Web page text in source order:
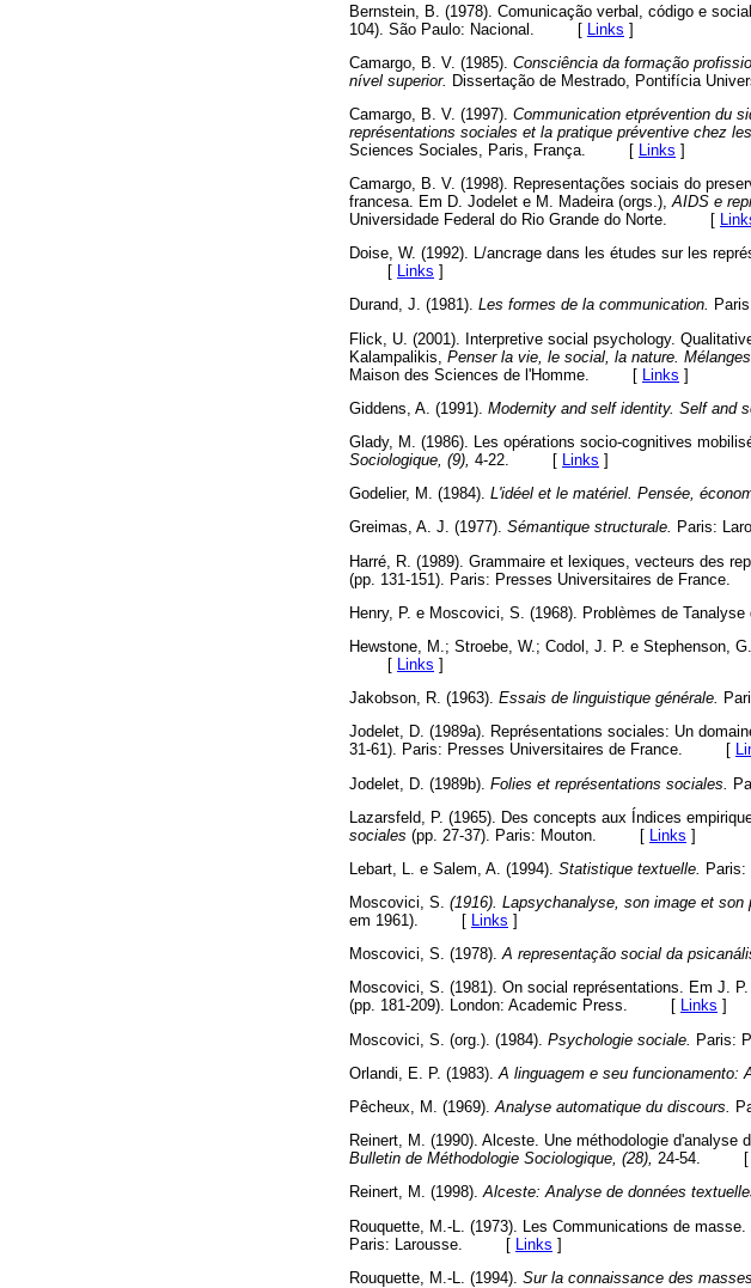
Bernstein, B. (1978). Comunicação verbal, código e
104). São Paulo: Nacional. [ Links ]
Camargo, B. V. (1985). Consciência da formação
nível superior. Dissertação de Mestrado, Pontifícia
Camargo, B. V. (1997). Communication etprévention du
représentations sociales et la pratique préventive chez
Sciences Sociales, Paris, França. [
Links ]
Camargo, B. V. (1998). Representações sociais do
francesa. Em D. Jodelet e M. Madeira (orgs.), AIDS e
Universidade Federal do Rio Grande do Norte. [
Doise, W. (1992). L/ancrage dans les études sur les
[ Links ]
Durand, J. (1981). Les formes de la communication.
Flick, U. (2001). Interpretive social psychology.
Kalampalikis, Penser la vie, le social, la nature.
Maison des Sciences de l'Homme. [ Links ]
Giddens, A. (1991). Modernity and self identity. Self and
Glady, M. (1986). Les opérations socio-cognitives
Sociologique, (9), 4-22. [ Links ]
Godelier, M. (1984). L'idéel et le matériel. Pensée,
Greimas, A. J. (1977). Sémantique structurale. Paris:
Harré, R. (1989). Grammaire et lexiques, vecteurs des
(pp. 131-151). Paris: Presses Universitaires de
Henry, P. e Moscovici, S. (1968). Problèmes de Tanalyse
Hewstone, M.; Stroebe, W.; Codol, J. P. e Stephenson, G.
[
Links ]
Jakobson, R. (1963). Essais de linguistique générale.
Jodelet, D. (1989a). Représentations sociales: Un
31-61). Paris: Presses Universitaires de France. [
Jodelet, D. (1989b). Folies et représentations sociales.
Lazarsfeld, P. (1965). Des concepts aux Índices
sociales (pp. 27-37). Paris: Mouton. [ Links ]
Lebart, L. e Salem, A. (1994). Statistique textuelle.
Moscovici, S. (1916). Lapsychanalyse, son image et son
em 1961). [ Links ]
Moscovici, S. (1978). A representação social da
Moscovici, S. (1981). On social représentations. Em J.
(pp. 181-209). London: Academic Press. [ Links ]
Moscovici, S. (org.). (1984). Psychologie sociale. Paris:
Orlandi, E. P. (1983). A linguagem e seu funcionamento:
Pêcheux, M. (1969). Analyse automatique du discours.
Reinert, M. (1990). Alceste. Une méthodologie
Bulletin de Méthodologie Sociologique, (28), 24-54. [
Reinert, M. (1998). Alceste: Analyse de données
Rouquette, M.-L. (1973). Les Communications de
Paris: Larousse. [ Links ]
Rouquette, M.-L. (1994). Sur la connaissance des